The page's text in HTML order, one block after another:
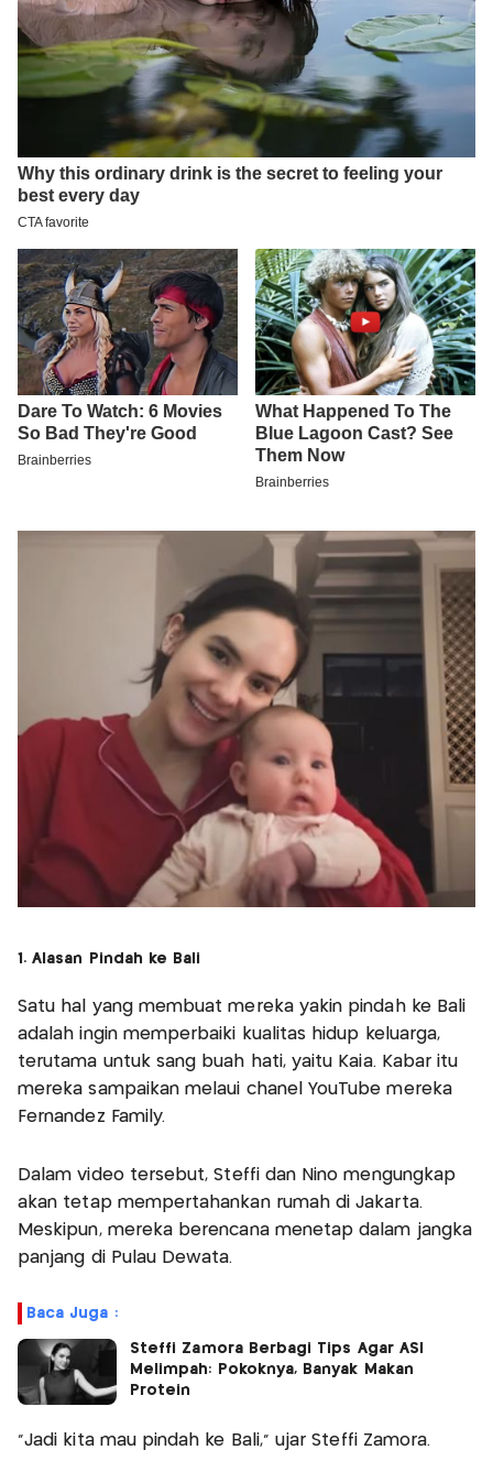
1. Alasan Pindah ke Bali
Satu hal yang membuat mereka yakin pindah ke Bali
adalah ingin memperbaiki kualitas hidup keluarga,
terutama untuk sang buah hati, yaitu Kaia. Kabar itu
mereka sampaikan melaui chanel YouTube mereka
Fernandez Family.
Dalam video tersebut, Steffi dan Nino mengungkap
akan tetap mempertahankan rumah di Jakarta.
Meskipun, mereka berencana menetap dalam jangka
panjang di Pulau Dewata.
Baca Juga :
Steffi Zamora Berbagi Tips Agar ASI
Melimpah: Pokoknya, Banyak Makan
Protein
“Jadi kita mau pindah ke Bali,” ujar Steffi Zamora.